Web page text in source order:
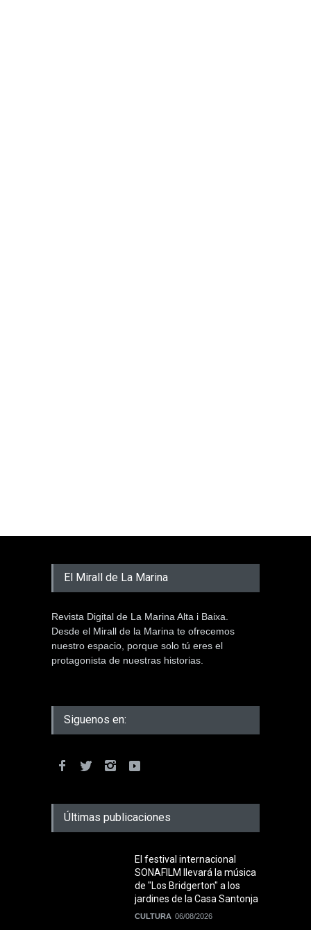
El Mirall de La Marina
Revista Digital de La Marina Alta i Baixa.
Desde el Mirall de la Marina te ofrecemos
nuestro espacio, porque solo tú eres el
protagonista de nuestras historias.
Siguenos en:
Últimas publicaciones
El festival internacional
SONAFILM llevará la música
de "Los Bridgerton" a los
jardines de la Casa Santonja
CULTURA 06/08/2026